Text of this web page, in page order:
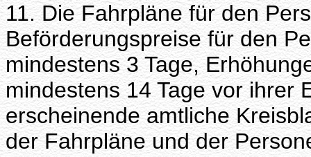
11. Die Fahrpläne für den
Beförderungspreise für den
mindestens 3 Tage,
mindestens 14 Tage vor ihrer
erscheinende amtliche
der Fahrpläne und der